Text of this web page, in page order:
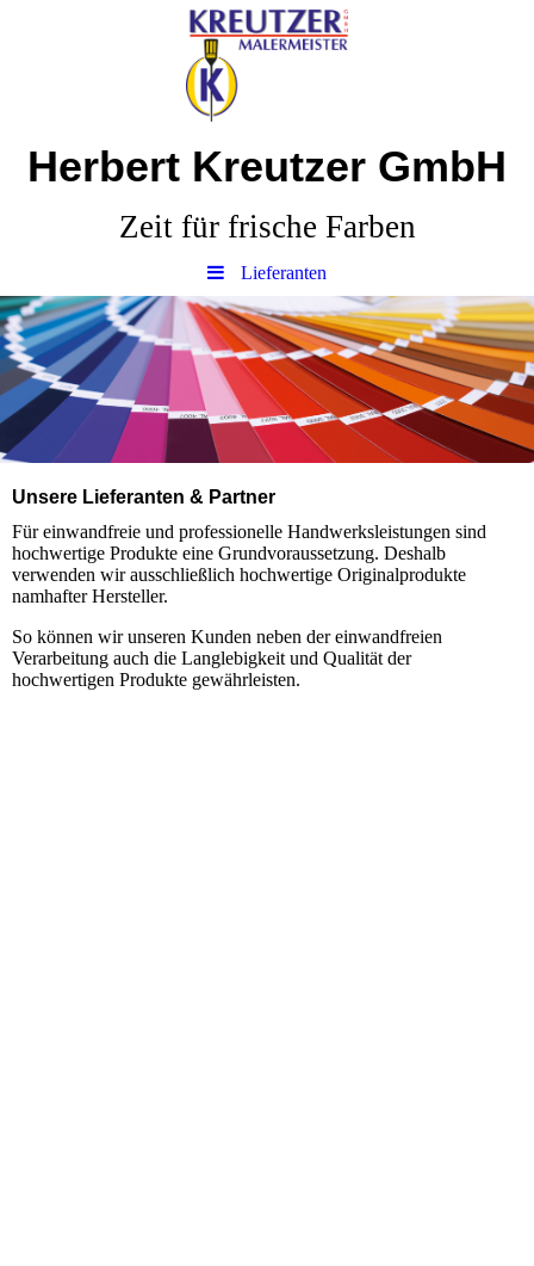
Herbert Kreutzer GmbH
Zeit für frische Farben
Lieferanten
Unsere Lieferanten & Partner
Für einwandfreie und professionelle Handwerksleistungen sind
hochwertige Produkte eine Grundvoraussetzung. Deshalb
verwenden wir ausschließlich hochwertige Originalprodukte
namhafter Hersteller.
So können wir unseren Kunden neben der einwandfreien
Verarbeitung auch die Langlebigkeit und Qualität der
hochwertigen Produkte gewährleisten.